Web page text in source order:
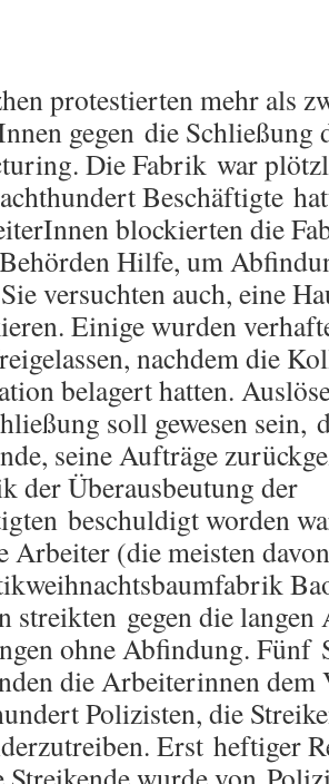
protestierten mehr als
gegen die
Die Fabrik war
Beschäftigte
blockierten die
Hilfe, um
versuchten auch, eine
Einige wurden
nachdem die
belagert hatten.
soll gewesen sein,
seine Aufträge
der Überausbeutung der
beschuldigt worden
Arbeiter (die meisten
streikten gegen die
ohne Abfindung. Fünf
die Arbeiterinnen dem
Polizisten, die
Erst heftiger